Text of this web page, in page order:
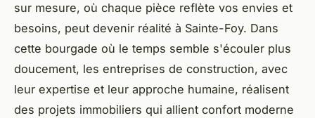
sur mesure, où chaque pièce reflète vos envies et
besoins, peut devenir réalité à Sainte-Foy. Dans
cette bourgade où le temps semble s'écouler plus
doucement, les entreprises de construction, avec
leur expertise et leur approche humaine, réalisent
des projets immobiliers qui allient confort moderne